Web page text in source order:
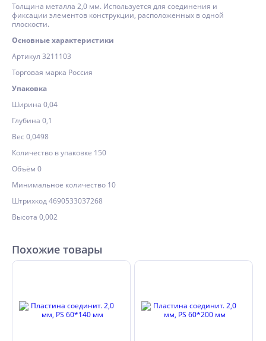
Толщина металла 2,0 мм. Используется для соединения и
фиксации элементов конструкции, расположенных в одной
плоскости.
Основные характеристики
Артикул 3211103
Торговая марка Россия
Упаковка
Ширина 0,04
Глубина 0,1
Вес 0,0498
Количество в упаковке 150
Объём 0
Минимальное количество 10
Штрихкод 4690533037268
Высота 0,002
Похожие товары